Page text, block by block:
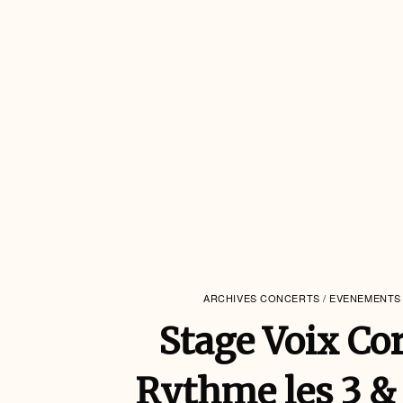
ARCHIVES CONCERTS / EVENEMENTS
Stage Voix
Rythme les 3 &